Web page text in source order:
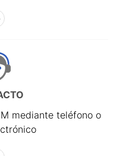
mediante teléfono o